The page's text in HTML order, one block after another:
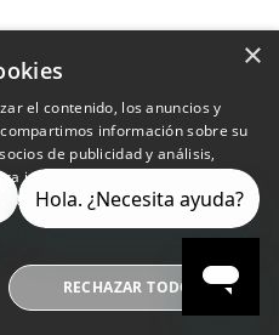
×
el contenido, los anuncios y
información sobre su
de publicidad y análisis,
información que les haya
a partir del uso de sus
RECHAZAR TODO